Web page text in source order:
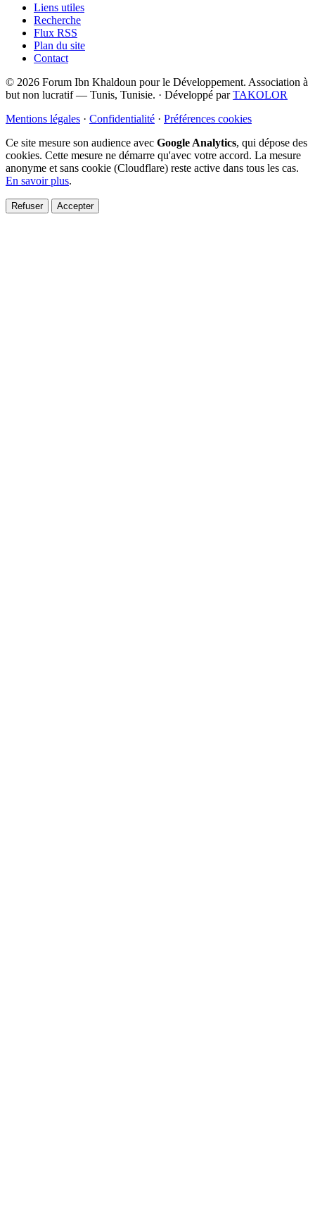
Liens utiles
Recherche
Flux RSS
Plan du site
Contact
© 2026 Forum Ibn Khaldoun pour le Développement. Association à
but non lucratif — Tunis, Tunisie. · Développé parTAKOLOR
Mentions légales · Confidentialité · Préférences cookies
Ce site mesure son audience avec Google Analytics, qui dépose des
cookies. Cette mesure ne démarre qu'avec votre accord. La mesure
anonyme et sans cookie (Cloudflare) reste active dans tous les cas.
En savoir plus.
Refuser Accepter